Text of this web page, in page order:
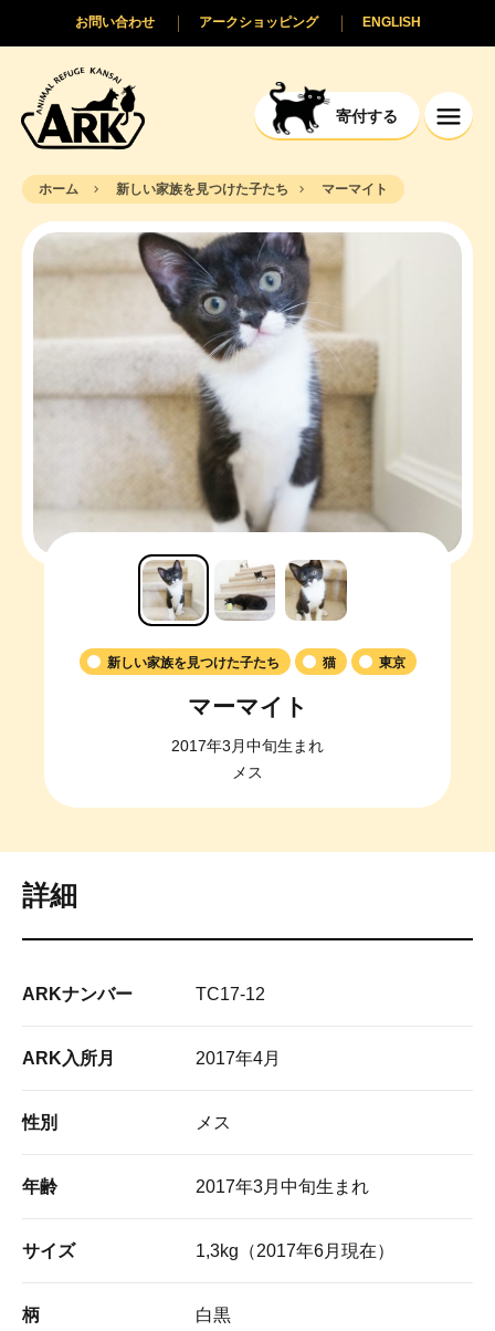
寄付する
ENGLISH
アークショッピング
お問い合わせ
ホーム 新しい家族を見つけた子たち マーマイト
新しい家族を見つけた子たち 猫 東京
マーマイト
2017年3月中旬生まれ
メス
詳細
ARKナンバー TC17-12
ARK入所月 2017年4月
性別 メス
年齢 2017年3月中旬生まれ
サイズ 1,3kg（2017年6月現在）
柄 白黒